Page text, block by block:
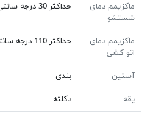
ماکزیمم دمای
شستشو
حداکثر 30 درجه سانتی‌گراد
ماکزیمم دمای
اتو کشی
حداکثر 110 درجه سانتی‌گراد
آستین بندی
یقه دکلته